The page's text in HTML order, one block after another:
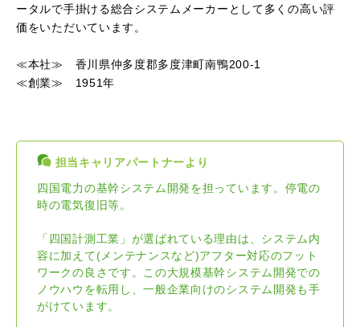
ータルで手掛ける総合システムメーカーとして多くの高い評
価をいただいています。
≪本社≫ 香川県仲多度郡多度津町南鴨200-1
≪創業≫ 1951年
担当キャリアパートナーより
四国電力の基幹システム開発を担っています。停電の
時の電気復旧等。
「四国計測工業」が選ばれている理由は、システム内
容に加えて(メンテナンスなど)アフター対応のフット
ワークの良さです。この大規模基幹システム開発での
ノウハウを転用し、一般企業向けのシステム開発も手
がけています。